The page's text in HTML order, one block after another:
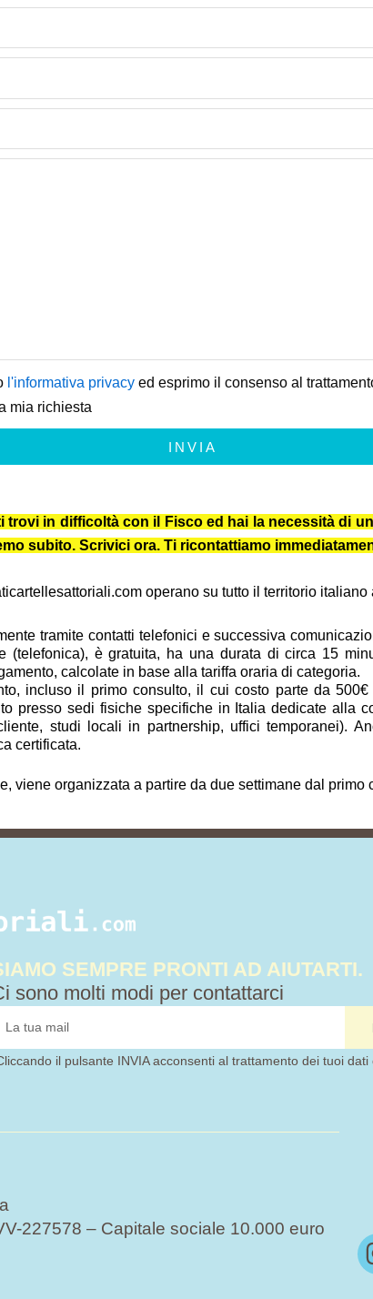
l'informativa privacy ed esprimo il consenso al
mia richiesta
INVIA
in difficoltà con il Fisco ed hai la necessità di
subito. Scrivici ora. Ti ricontattiamo
operano su tutto il territorio italiano
tramite contatti telefonici e successiva
(telefonica), è gratuita, ha una durata di circa 15
calcolate in base alla tariffa oraria di categoria.
incluso il primo consulto, il cui costo parte da
presso sedi fisiche specifiche in Italia dedicate alla
studi locali in partnership, uffici temporanei).
certificata.
viene organizzata a partire da due settimane dal primo
SEMPRE PRONTI AD AIUTARTI.
sono molti modi per contattarci
il pulsante INVIA acconsenti al trattamento dei tuoi
227578 – Capitale sociale 10.000 euro